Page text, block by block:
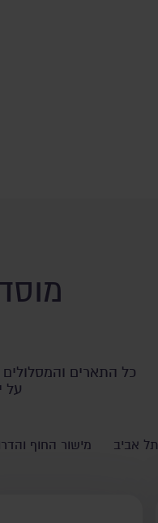
כל התארים
על
מישור החוף תל אביב